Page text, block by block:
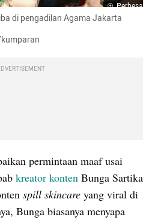
Perbesar
di pengadilan Agama Jakarta
permintaan maaf usai
kreator konten Bunga Sartika
spill skincare yang viral di
Bunga biasanya menyapa